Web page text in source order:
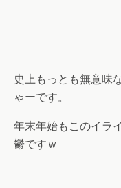
史上もっとも無意味
ゃーです。
年末年始もこのイラ
鬱ですｗ